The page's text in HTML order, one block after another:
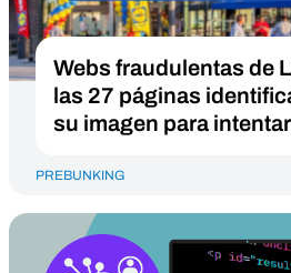
Webs fraudulentas de
las 27 páginas
su imagen para
PREBUNKING